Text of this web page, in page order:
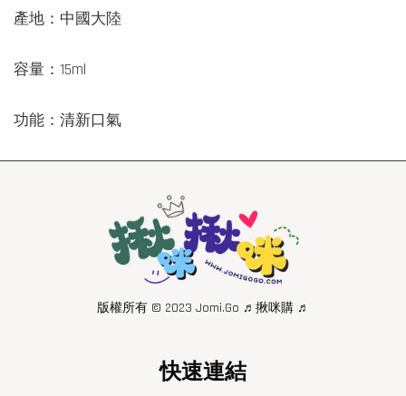
產地：中國大陸
容量：15ml
功能：清新口氣
版權所有 © 2023 Jomi.Go ♬揪咪購 ♬
快速連結